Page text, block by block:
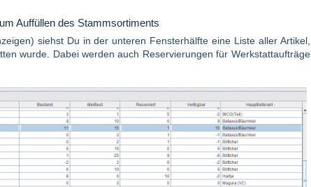
Auffüllen des Stammsortiments
siehst Du in der unteren Fensterhälfte eine Liste aller Artikel,
wurde. Dabei werden auch Reservierungen für Werkstattaufträge